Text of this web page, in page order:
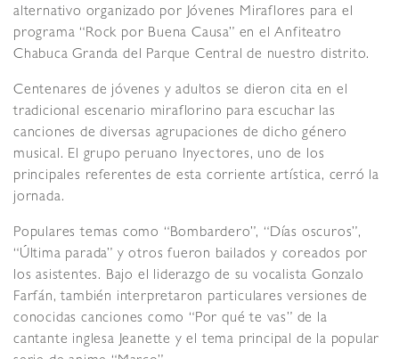
alternativo organizado por Jóvenes Miraflores para el
programa “Rock por Buena Causa” en el Anfiteatro
Chabuca Granda del Parque Central de nuestro distrito.
Centenares de jóvenes y adultos se dieron cita en el
tradicional escenario miraflorino para escuchar las
canciones de diversas agrupaciones de dicho género
musical. El grupo peruano Inyectores, uno de los
principales referentes de esta corriente artística, cerró la
jornada.
Populares temas como “Bombardero”, “Días oscuros”,
“Última parada” y otros fueron bailados y coreados por
los asistentes. Bajo el liderazgo de su vocalista Gonzalo
Farfán, también interpretaron particulares versiones de
conocidas canciones como “Por qué te vas” de la
cantante inglesa Jeanette y el tema principal de la popular